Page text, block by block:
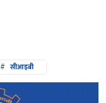
# सीआइबी